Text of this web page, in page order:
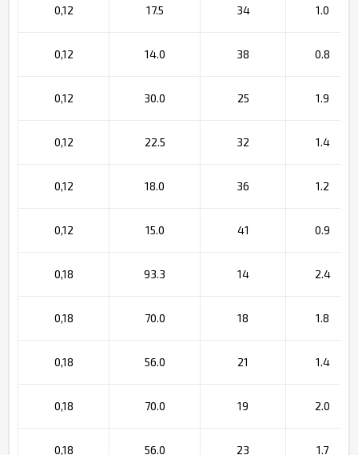
0,12 17.5 34 1.0
0,12 14.0 38 0.8
0,12 30.0 25 1.9
0,12 22.5 32 1.4
0,12 18.0 36 1.2
0,12 15.0 41 0.9
0,18 93.3 14 2.4
0,18 70.0 18 1.8
0,18 56.0 21 1.4
0,18 70.0 19 2.0
0,18 56.0 23 1.7